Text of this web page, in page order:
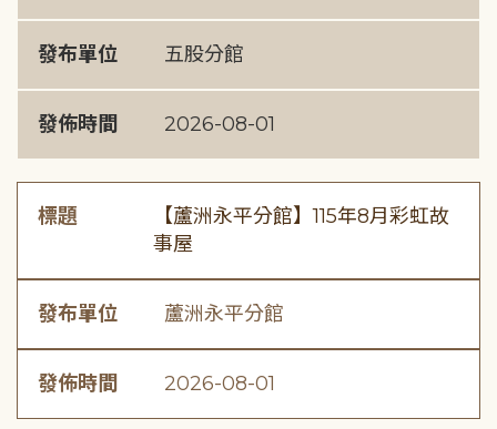
發布單位 五股分館
發佈時間 2026-08-01
標題
【蘆洲永平分館】115年8月彩虹故
事屋
發布單位 蘆洲永平分館
發佈時間 2026-08-01